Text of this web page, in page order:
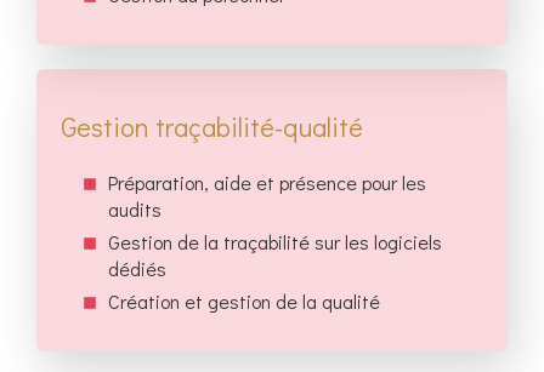
Gestion traçabilité-qualité
Préparation, aide et présence pour les
audits
Gestion de la traçabilité sur les logiciels
dédiés
Création et gestion de la qualité